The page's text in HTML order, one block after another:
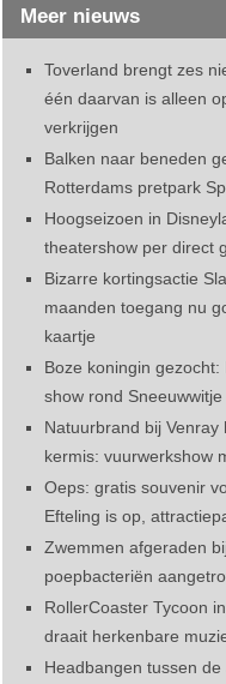
Meer nieuws
Toverland brengt zes
één daarvan is alleen
verkrijgen
Balken naar beneden
Rotterdams pretpark
Hoogseizoen in
theatershow per direct
Bizarre kortingsactie
maanden toegang nu
kaartje
Boze koningin
show rond Sneeuwwitje
Natuurbrand bij
kermis: vuurwerkshow
Oeps: gratis souvenir
Efteling is op,
Zwemmen afgeraden
poepbacteriën
RollerCoaster Tycoon
draait herkenbare
Headbangen tussen